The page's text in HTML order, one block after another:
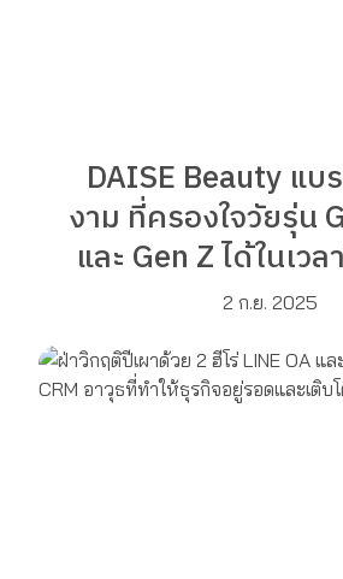
DAISE Beauty แบ
งาม ที่ครองใจวัยรุ่น
และ Gen Z ได้ในเว
2 ก.ย. 2025